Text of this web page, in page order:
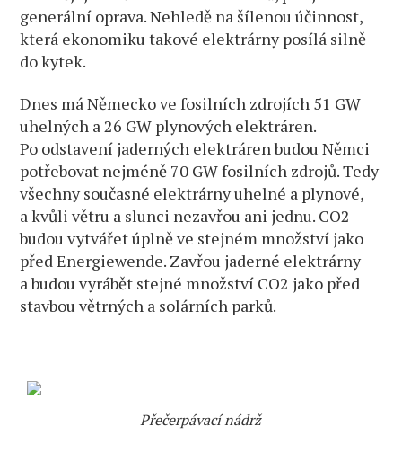
generální oprava. Nehledě na šílenou účinnost,
která ekonomiku takové elektrárny posílá silně
do kytek.
Dnes má Německo ve fosilních zdrojích 51 GW
uhelných a 26 GW plynových elektráren.
Po odstavení jaderných elektráren budou Němci
potřebovat nejméně 70 GW fosilních zdrojů. Tedy
všechny současné elektrárny uhelné a plynové,
a kvůli větru a slunci nezavřou ani jednu. CO2
budou vytvářet úplně ve stejném množství jako
před Energiewende. Zavřou jaderné elektrárny
a budou vyrábět stejné množství CO2 jako před
stavbou větrných a solárních parků.
Přečerpávací nádrž